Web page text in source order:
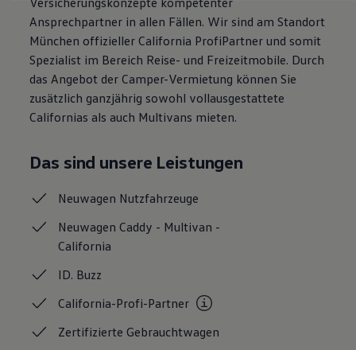
Autonomes Fahren
Mehr zum ID. Buzz
Online Beratung
California Welt
California Club
California Magazin & Ratgeber
Vanlife
Ratgeber
Routen & Reisen
California App
California Lifestyle & Zubehör
Marke
Karriere
Karriere im Unternehmen
Karriere im Autohaus
Nachhaltigkeit
Kunden
Gesellschaft
Natur
Events
Rückblick VW Bus Festival 2023
Ansprechpartner in allen Fällen. Wir sind am Standort
München offizieller California ProfiPartner und somit
Spezialist im Bereich Reise- und Freizeitmobile. Durch
das Angebot der Camper-Vermietung können Sie
zusätzlich ganzjährig sowohl vollausgestattete
Californias als auch Multivans mieten.
Das sind unsere Leistungen
Neuwagen Nutzfahrzeuge
Neuwagen Caddy - Multivan -
California
ID. Buzz
California-Profi-Partner
ZertifizierteGebrauchtwagen